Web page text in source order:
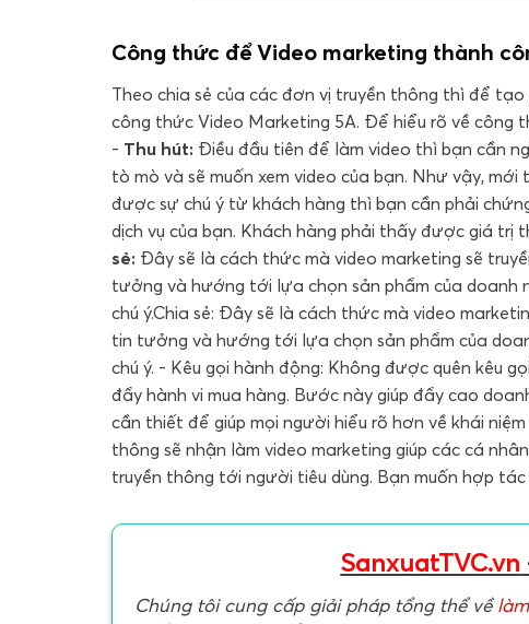
Công thức để Video marketing thành
Theo chia sẻ của các đơn vị truyền thông thì để
công thức Video Marketing 5A. Để hiểu rõ về
- Thu hút: Điều đầu tiên để làm video thì bạn cần
tò mò và sẽ muốn xem video của bạn. Như vậy,
được sự chú ý từ khách hàng thì bạn cần phải
dịch vụ của bạn. Khách hàng phải thấy được giá trị
sẻ: Đây sẽ là cách thức mà video marketing sẽ
tưởng và hướng tới lựa chọn sản phẩm của doanh
chú ý.Chia sẻ: Đây sẽ là cách thức mà video
tin tưởng và hướng tới lựa chọn sản phẩm của
chú ý. - Kêu gọi hành động: Không được quên kêu
đẩy hành vi mua hàng. Bước này giúp đẩy cao
cần thiết để giúp mọi người hiểu rõ hơn về khái
thông sẽ nhận làm video marketing giúp các cá
truyền thông tới người tiêu dùng. Bạn muốn hợp
SanxuatTVC.vn
Chúng tôi cung cấp giải pháp tổng thể về